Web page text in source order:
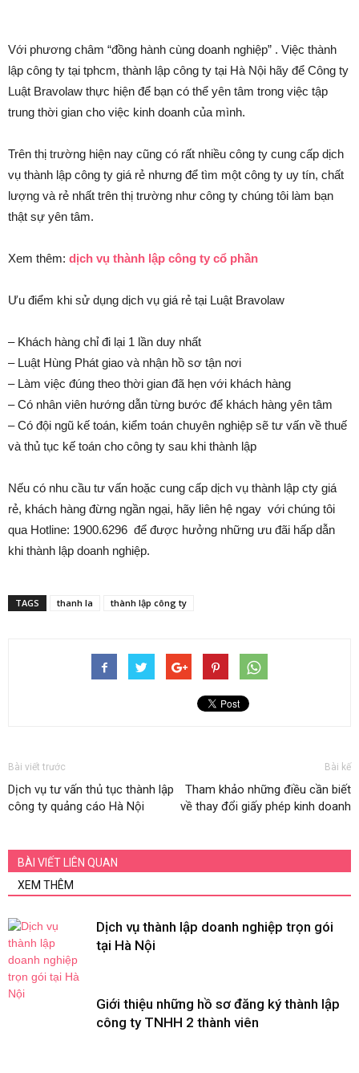
Với phương châm “đồng hành cùng doanh nghiệp” . Việc thành
lập công ty tại tphcm, thành lập công ty tại Hà Nội hãy để Công ty
Luật Bravolaw thực hiện để bạn có thể yên tâm trong việc tập
trung thời gian cho việc kinh doanh của mình.
Trên thị trường hiện nay cũng có rất nhiều công ty cung cấp dịch
vụ thành lập công ty giá rẻ nhưng để tìm một công ty uy tín, chất
lượng và rẻ nhất trên thị trường như công ty chúng tôi làm bạn
thật sự yên tâm.
Xem thêm: dịch vụ thành lập công ty cổ phần
Ưu điểm khi sử dụng dịch vụ giá rẻ tại Luật Bravolaw
– Khách hàng chỉ đi lại 1 lần duy nhất
– Luật Hùng Phát giao và nhận hồ sơ tận nơi
– Làm việc đúng theo thời gian đã hẹn với khách hàng
– Có nhân viên hướng dẫn từng bước để khách hàng yên tâm
– Có đội ngũ kế toán, kiểm toán chuyên nghiệp sẽ tư vấn về thuế
và thủ tục kế toán cho công ty sau khi thành lập
Nếu có nhu cầu tư vấn hoặc cung cấp dịch vụ thành lập cty giá
rẻ, khách hàng đừng ngần ngại, hãy liên hệ ngay với chúng tôi
qua Hotline: 1900.6296 để được hưởng những ưu đãi hấp dẫn
khi thành lập doanh nghiệp.
TAGS thanh la thành lập công ty
Bài viết trước
Dịch vụ tư vấn thủ tục thành lập
công ty quảng cáo Hà Nội
Bài kế
Tham khảo những điều cần biết
về thay đổi giấy phép kinh doanh
BÀI VIẾT LIÊN QUAN
XEM THÊM
Dịch vụ thành lập doanh nghiệp trọn gói
tại Hà Nội
Giới thiệu những hồ sơ đăng ký thành lập
công ty TNHH 2 thành viên